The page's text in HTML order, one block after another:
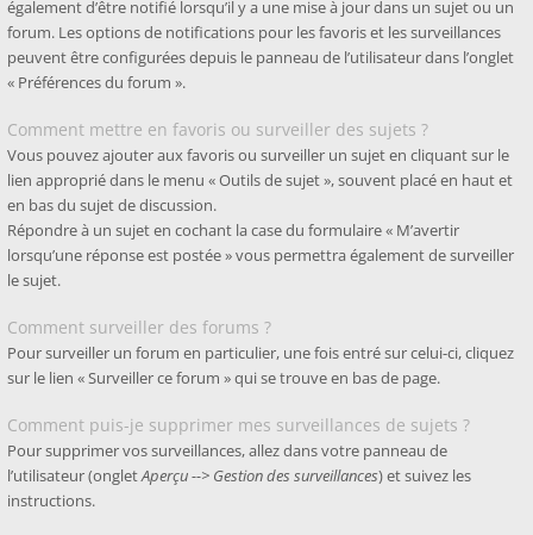
également d’être notifié lorsqu’il y a une mise à jour dans un sujet ou un
forum. Les options de notifications pour les favoris et les surveillances
peuvent être configurées depuis le panneau de l’utilisateur dans l’onglet
« Préférences du forum ».
Comment mettre en favoris ou surveiller des sujets ?
Vous pouvez ajouter aux favoris ou surveiller un sujet en cliquant sur le
lien approprié dans le menu « Outils de sujet », souvent placé en haut et
en bas du sujet de discussion.
Répondre à un sujet en cochant la case du formulaire « M’avertir
lorsqu’une réponse est postée » vous permettra également de surveiller
le sujet.
Comment surveiller des forums ?
Pour surveiller un forum en particulier, une fois entré sur celui-ci, cliquez
sur le lien « Surveiller ce forum » qui se trouve en bas de page.
Comment puis-je supprimer mes surveillances de sujets ?
Pour supprimer vos surveillances, allez dans votre panneau de
l’utilisateur (ongletAperçu --> Gestion des surveillances) et suivez les
instructions.